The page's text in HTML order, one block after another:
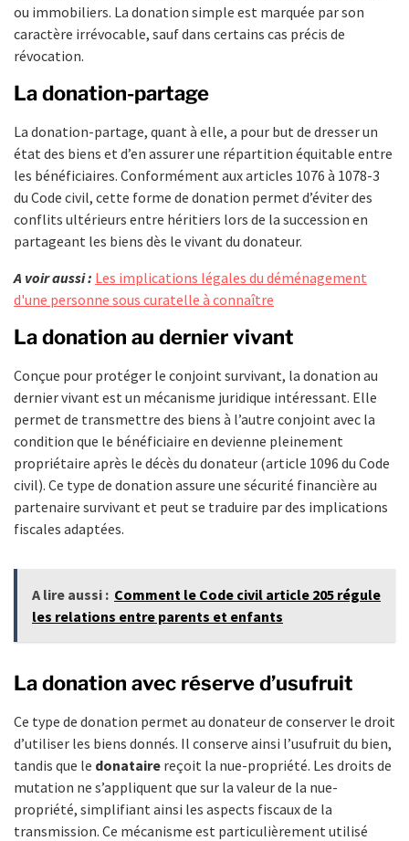
ou immobiliers. La donation simple est marquée par son
caractère irrévocable, sauf dans certains cas précis de
révocation.
La donation-partage
La donation-partage, quant à elle, a pour but de dresser un
état des biens et d’en assurer une répartition équitable entre
les bénéficiaires. Conformément aux articles 1076 à 1078-3
du Code civil, cette forme de donation permet d’éviter des
conflits ultérieurs entre héritiers lors de la succession en
partageant les biens dès le vivant du donateur.
A voir aussi : Les implications légales du déménagement
d'une personne sous curatelle à connaître
La donation au dernier vivant
Conçue pour protéger le conjoint survivant, la donation au
dernier vivant est un mécanisme juridique intéressant. Elle
permet de transmettre des biens à l’autre conjoint avec la
condition que le bénéficiaire en devienne pleinement
propriétaire après le décès du donateur (article 1096 du Code
civil). Ce type de donation assure une sécurité financière au
partenaire survivant et peut se traduire par des implications
fiscales adaptées.
A lire aussi : Comment le Code civil article 205 régule
les relations entre parents et enfants
La donation avec réserve d’usufruit
Ce type de donation permet au donateur de conserver le droit
d’utiliser les biens donnés. Il conserve ainsi l’usufruit du bien,
tandis que le donataire reçoit la nue-propriété. Les droits de
mutation ne s’appliquent que sur la valeur de la nue-
propriété, simplifiant ainsi les aspects fiscaux de la
transmission. Ce mécanisme est particulièrement utilisé